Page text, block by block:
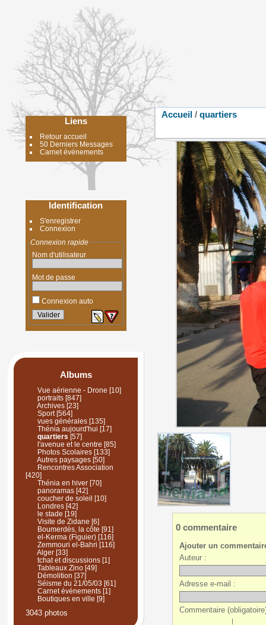
Liens
Retour accueil
50 Derniers Messages
Carnet événements
Identification
S'enregistrer
Connexion
Connexion rapide
Nom d'utilisateur
Mot de passe
Connexion auto
Albums
Vue aérienne - Drone [10]
portraits[847]
Archives [23]
Sport[564]
vues générales[135]
Thénia aujourd'hui [17]
quartiers [57]
l'avenue et le centre [85]
Photos Scolaires[133]
Autres paysages[50]
Rencontres Association
[420]
Thénia en hiver[70]
panoramas[42]
coucher de soleil [10]
Londres[42]
le stade [19]
Visite de Zidane [6]
Boumerdès, la côte [91]
el-Kerma (Figuier)[116]
Zemmouri el-Bahri [116]
Alger[33]
tchat et discussions[1]
Tableaux Zino[49]
Démolition [37]
Séisme du 21/05/03 [61]
Carnet événements[1]
Boutiques en ville [9]
3043 photos
Accueil / quartiers
0 commentaire
Ajouter un
Auteur :
Adresse e-mail :
Commentaire
|